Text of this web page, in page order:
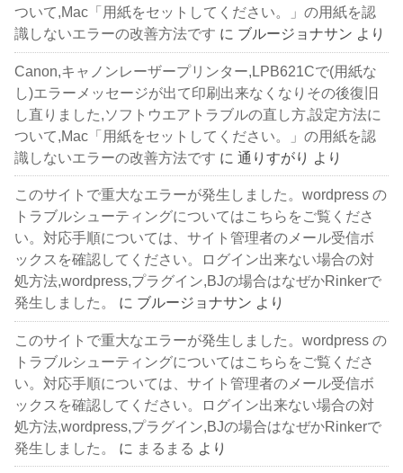
ついて,Mac「用紙をセットしてください。」の用紙を認
識しないエラーの改善方法です に ブルージョナサン より
Canon,キャノンレーザープリンター,LPB621Cで(用紙な
し)エラーメッセージが出て印刷出来なくなりその後復旧
し直りました,ソフトウエアトラブルの直し方,設定方法に
ついて,Mac「用紙をセットしてください。」の用紙を認
識しないエラーの改善方法です に通りすがり より
このサイトで重大なエラーが発生しました。wordpress の
トラブルシューティングについてはこちらをご覧くださ
い。対応手順については、サイト管理者のメール受信ボ
ックスを確認してください。ログイン出来ない場合の対
処方法,wordpress,プラグイン,BJの場合はなぜかRinkerで
発生しました。
に ブルージョナサン より
このサイトで重大なエラーが発生しました。wordpress の
トラブルシューティングについてはこちらをご覧くださ
い。対応手順については、サイト管理者のメール受信ボ
ックスを確認してください。ログイン出来ない場合の対
処方法,wordpress,プラグイン,BJの場合はなぜかRinkerで
発生しました。
に まるまる より